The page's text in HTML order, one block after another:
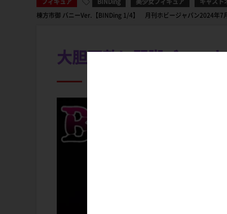
棟方市御 バニーVer.【BINDing 1/4】 月刊ホビージャパン2024年7
大胆不敵に開脚バニー